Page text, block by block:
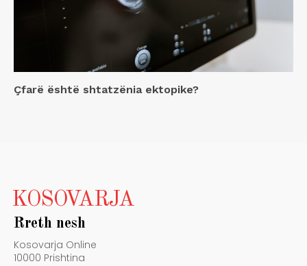
Çfarë është shtatzënia ektopike?
KOSOVARJA
Rreth nesh
Kosovarja Online
10000 Prishtina